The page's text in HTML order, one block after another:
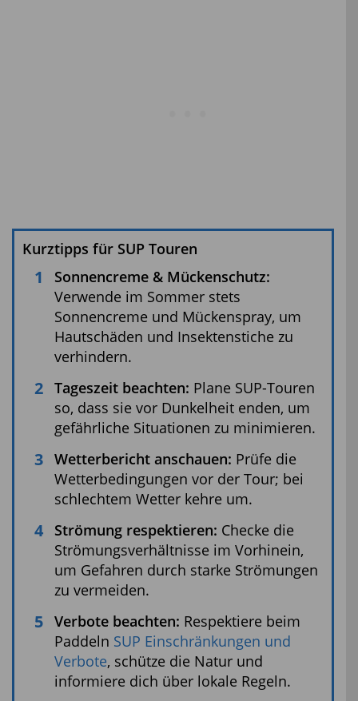
Kurztipps für SUP Touren
Sonnencreme & Mückenschutz:
Verwende im Sommer stets
Sonnencreme und Mückenspray, um
Hautschäden und Insektenstiche zu
verhindern.
Tageszeit beachten: Plane SUP-Touren
so, dass sie vor Dunkelheit enden, um
gefährliche Situationen zu minimieren.
Wetterbericht anschauen: Prüfe die
Wetterbedingungen vor der Tour; bei
schlechtem Wetter kehre um.
Strömung respektieren: Checke die
Strömungsverhältnisse im Vorhinein,
um Gefahren durch starke Strömungen
zu vermeiden.
Verbote beachten: Respektiere beim
Paddeln SUP Einschränkungen und
Verbote, schütze die Natur und
informiere dich über lokale Regeln.